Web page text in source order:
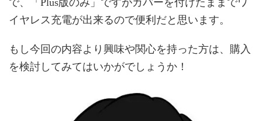
で、「Plus版のみ」ですがカバーを付けたままでワ
イヤレス充電が出来るので便利だと思います。
もし今回の内容より興味や関心を持った方は、購入
を検討してみてはいかがでしょうか！